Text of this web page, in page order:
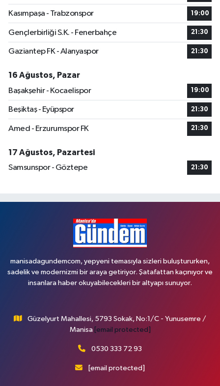
Kasımpaşa - Trabzonspor 19:00
Gençlerbirliği S.K. - Fenerbahçe 21:30
Gaziantep FK - Alanyaspor 21:30
16 Ağustos, Pazar
Başakşehir - Kocaelispor
19:00
Beşiktaş - Eyüpspor 21:30
Amed - Erzurumspor FK 21:30
17 Ağustos, Pazartesi
Samsunspor - Göztepe
21:30
manisadagundemcom, yepyeni temasıyla sizleri buluştururken,
sadelik ve modernizmi bir araya getiriyor. Şatafattan kaçınıyor ve
insanlara haber okuyabilecekleri bir altyapı sunuyor.
Güzelyurt Mahallesi, 5793 Sokak, No:1/C - Yunusemre /
Manisa [email protected]
0530 333 72 93
[email protected]